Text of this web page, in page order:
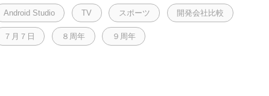
Android Studio TV スポーツ 開発会社比較
７月７日 ８周年 ９周年